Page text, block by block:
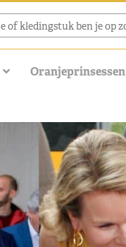
Oranjeprinsessen